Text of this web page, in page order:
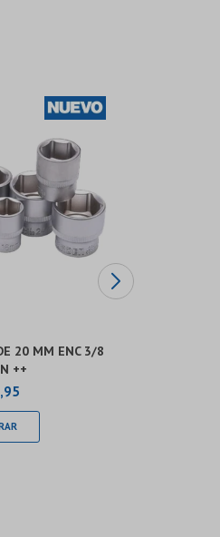
20 MM ENC 3/8
++